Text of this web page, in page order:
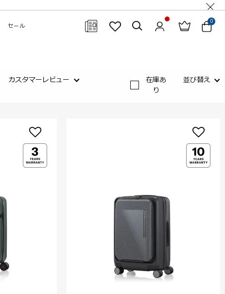
セール
0
カスタマーレビュー
在庫あ
り
並び替え